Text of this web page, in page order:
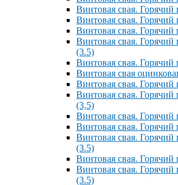
Винтовая свая.
Винтовая свая.
Винтовая свая.
Винтовая свая.
(3.5)
Винтовая свая.
Винтовая свая
Винтовая свая.
Винтовая свая.
(3,5)
Винтовая свая.
Винтовая свая.
Винтовая свая.
(3.5)
Винтовая свая.
Винтовая свая.
(3.5)